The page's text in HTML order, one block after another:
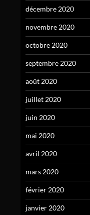
décembre 2020
novembre 2020
octobre 2020
septembre 2020
août 2020
juillet 2020
juin 2020
mai 2020
avril 2020
mars 2020
février 2020
janvier 2020